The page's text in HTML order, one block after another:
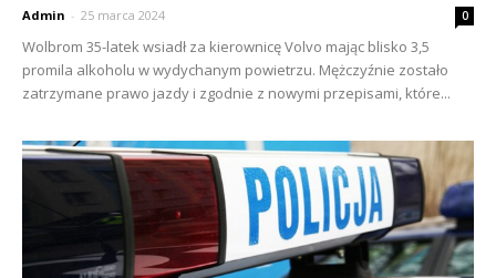
Admin - 25 marca 2024 0
Wolbrom 35-latek wsiadł za kierownicę Volvo mając blisko 3,5
promila alkoholu w wydychanym powietrzu. Mężczyźnie zostało
zatrzymane prawo jazdy i zgodnie z nowymi przepisami, które...